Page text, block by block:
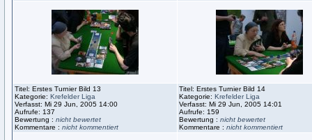
Titel: Erstes Turnier Bild 13
Kategorie: Krefelder Liga
Verfasst: Mi 29 Jun, 2005 14:00
Aufrufe: 137
Bewertung : nicht bewertet
Kommentare : nicht kommentiert
Titel: Erstes Turnier Bild 14
Kategorie: Krefelder Liga
Verfasst: Mi 29 Jun, 2005 14:01
Aufrufe: 159
Bewertung : nicht bewertet
Kommentare : nicht kommentiert